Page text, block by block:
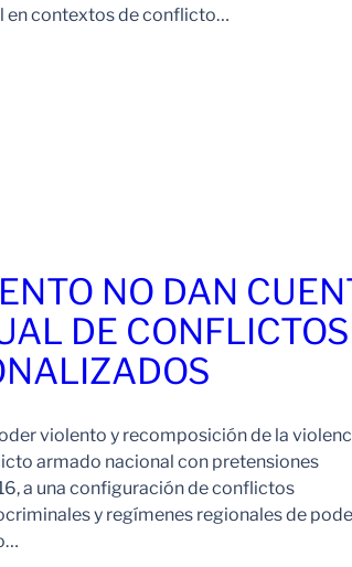
en contextos de conflicto…
NO DAN
DE CONFLICTOS
violento y recomposición de la
armado nacional con pretensiones
a una configuración de conflictos
y regímenes regionales de